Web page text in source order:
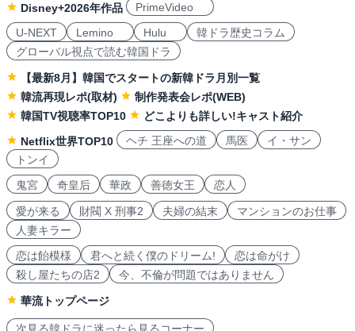
Disney+2026年作品
PrimeVideo
U-NEXT
Lemino Hulu
韓ドラ歴史コラム
グローバル視点で読む韓国ドラ
【最新8月】韓国でスタートの新韓ドラ月別一覧
韓流再現レポ(取材)
制作発表会レポ(WEB)
韓国TV視聴率TOP10
どこよりも詳しい!キャスト紹介
Netflix世界TOP10
ヘチ 王座への道 馬医
イ・サン
トンイ
鬼宮
奇皇后 華政 善徳女王 恋人
愛が来る 財閥 X 刑事2 夫婦の結末
マンションのお仕事
人妻キラー
恋は飴模様
君へと続く僕のドリーム!
恋は命がけ
殺し屋たちの店2
今、不倫が問題ではありません
華流トップページ